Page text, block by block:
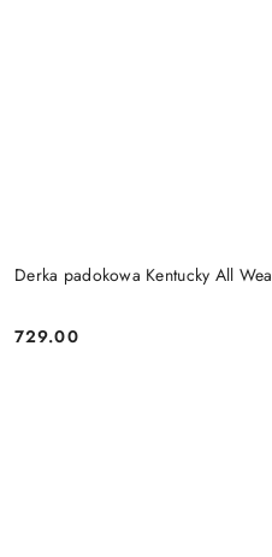
Derka padokowa Kentucky All
Cena:
729.00